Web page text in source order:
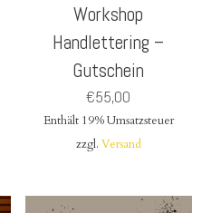
Workshop
Handlettering –
Gutschein
€55,00
Enthält 19% Umsatzsteuer
zzgl. Versand